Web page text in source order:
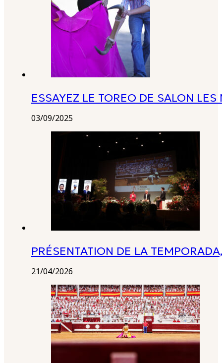
ESSAYEZ LE TOREO DE SALON
03/09/2025
PRÉSENTATION DE LA
21/04/2026